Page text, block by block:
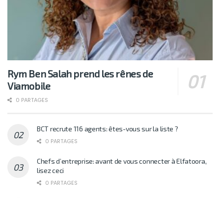
Rym Ben Salah prend les rênes de
Viamobile
0 PARTAGES
BCT recrute 116 agents: êtes-vous sur la liste ?
0 PARTAGES
Chefs d’entreprise: avant de vous connecter à Elfatoora,
lisez ceci
0 PARTAGES